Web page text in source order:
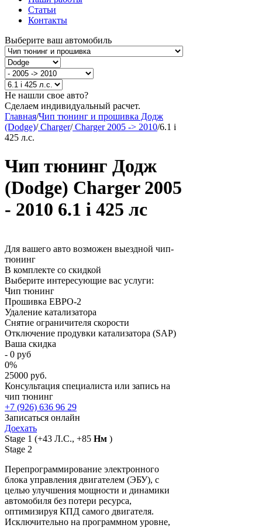
Статьи
Контакты
Выберите ваш автомобиль
Не нашли свое авто?
Сделаем индивидуальный расчет.
Главная/Чип тюнинг и прошивка Додж
(Dodge)/Charger/Charger 2005 -> 2010/6.1 i
425 л.с.
Чип тюнинг Додж
(Dodge) Charger 2005
- 2010 6.1 i 425 лс
Для вашего авто возможен выездной чип-
тюнинг
В комплекте со скидкой
Выберите интересующие вас услуги:
Чип тюнинг
Прошивка ЕВРО-2
Удаление катализатора
Снятие ограничителя скорости
Отключение продувки катализатора (SAP)
Ваша скидка
- 0 руб
0%
25000 руб.
Консультация специалиста или запись на
чип тюнинг
+7 (926) 636 96 29
Записаться онлайн
Доехать
Stage 1 (+43 Л.С., +85 Нм )
Stage 2
Перепрограммирование электронного
блока управления двигателем (ЭБУ), с
целью улучшения мощности и динамики
автомобиля без потери ресурса,
оптимизируя КПД самого двигателя.
Исключительно на программном уровне,